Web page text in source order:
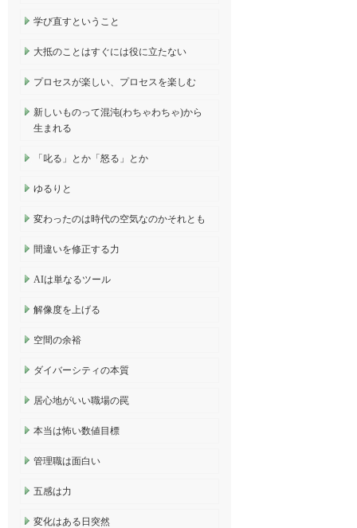
学び直すということ
大抵のことはすぐには役に立たない
プロセスが楽しい、プロセスを楽しむ
新しいものって混沌(わちゃわちゃ)から
生まれる
「叱る」とか「怒る」とか
ゆるりと
変わったのは時代の空気なのかそれとも
間違いを修正する力
AIは単なるツール
解像度を上げる
空間の余裕
ダイバーシティの本質
居心地がいい職場の罠
本当は怖い数値目標
管理職は面白い
五感は力
変化はある日突然